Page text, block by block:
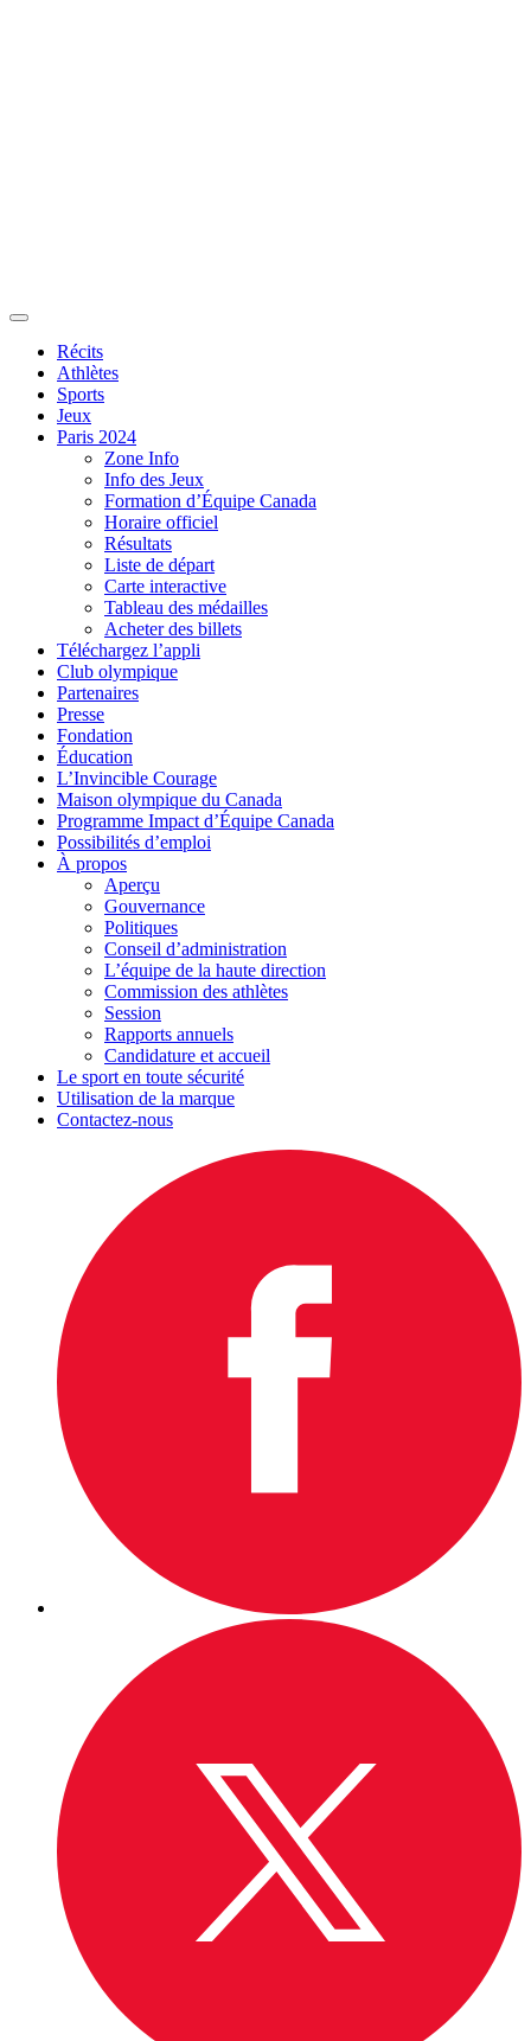
Récits
Athlètes
Sports
Jeux
Paris 2024
Zone Info
Info des Jeux
Formation d’Équipe Canada
Horaire officiel
Résultats
Liste de départ
Carte interactive
Tableau des médailles
Acheter des billets
Téléchargez l’appli
Club olympique
Partenaires
Presse
Fondation
Éducation
L’Invincible Courage
Maison olympique du Canada
Programme Impact d’Équipe Canada
Possibilités d’emploi
À propos
Aperçu
Gouvernance
Politiques
Conseil d’administration
L’équipe de la haute direction
Commission des athlètes
Session
Rapports annuels
Candidature et accueil
Le sport en toute sécurité
Utilisation de la marque
Contactez-nous